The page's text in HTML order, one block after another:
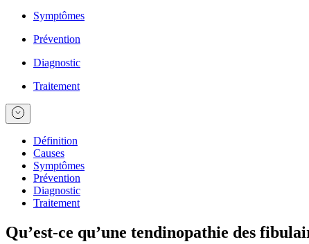
Symptômes
Prévention
Diagnostic
Traitement
Définition
Causes
Symptômes
Prévention
Diagnostic
Traitement
Qu’est-ce qu’une tendinopathie des